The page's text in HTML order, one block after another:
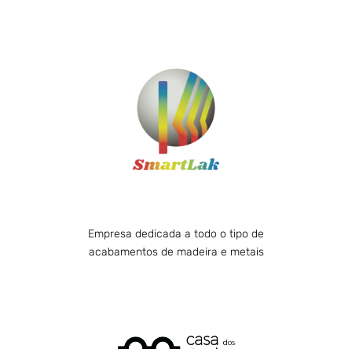
Empresa dedicada a todo o tipo de
acabamentos de madeira e metais
A Smartlak nasceu em Lousada, no Distrito do
Porto e conta já com 20 anos de experiência. É
uma empresa que fornece todo o tipo de
Acabamento de Mobiliário e Metal, capaz de
cumprir com as necessidades dos clientes e